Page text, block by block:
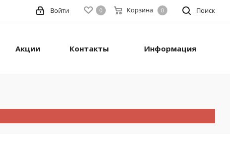
Поиск
0 Корзина 0
Войти
Акции Контакты Информация